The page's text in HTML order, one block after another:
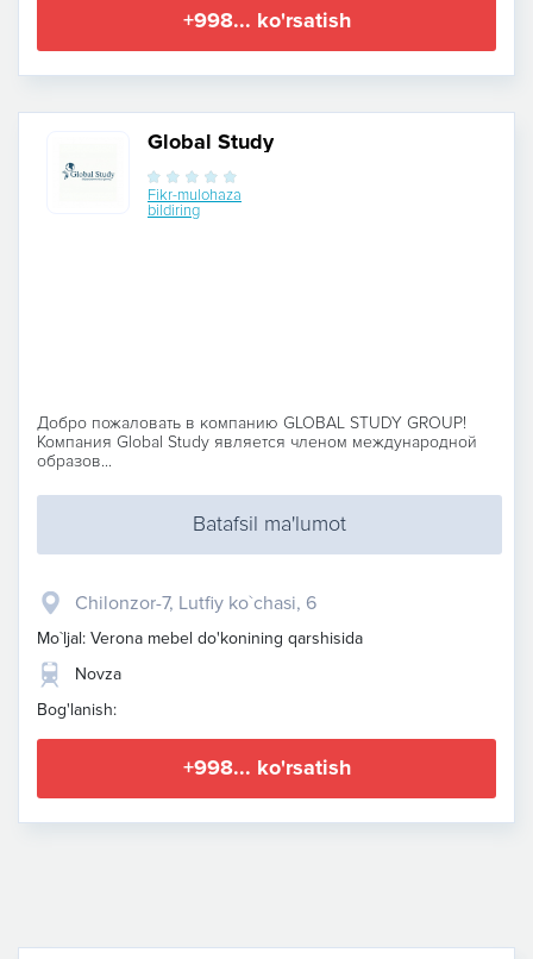
+998... ko'rsatish
Global Study
Fikr-mulohaza
bildiring
Добро пожаловать в компанию GLOBAL STUDY GROUP!
Компания Global Study является членом международной
образов...
Batafsil ma'lumot
Chilonzor-7, Lutfiy ko`chasi, 6
Mo`ljal: Verona mebel do'konining qarshisida
Novza
Bog'lanish:
+998... ko'rsatish